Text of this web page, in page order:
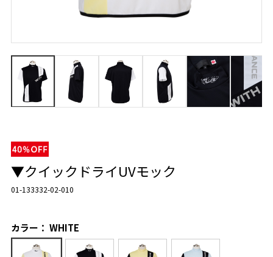
▼クイックドライUVモック
01-133332-02-010
カラー： WHITE